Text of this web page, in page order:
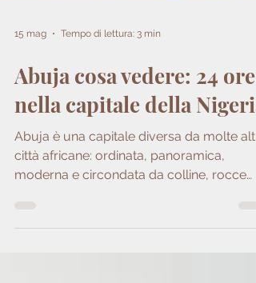
15 mag Tempo di lettura: 3 min
Abuja cosa vedere: 24 ore
nella capitale della Nigeria
Abuja è una capitale diversa da molte
granitiche e spazi verdi.